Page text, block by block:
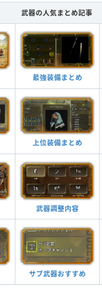
武器の人気まとめ記事
最強装備まとめ
上位装備まとめ
武器調整内容
サブ武器おすすめ